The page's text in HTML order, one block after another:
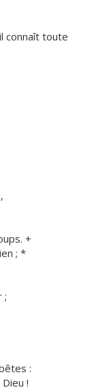
connaît toute
+
; *
;
:
!